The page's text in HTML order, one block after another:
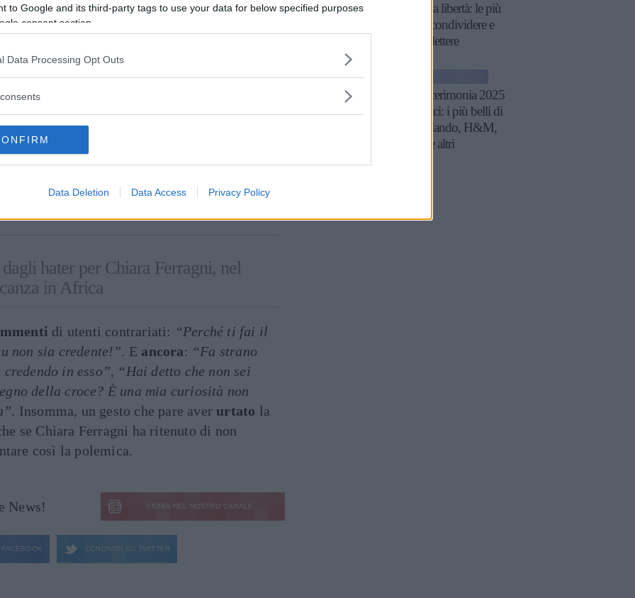
to Google and its third-party tags to use your data for below specified purposes
consent section.
Data Processing Opt Outs
Data Deletion Data Access Privacy Policy
non è passata inosservata ai follower, o
Chiara Ferragni, un attimo prima di
di aquila ad alta quota, ha fatto il segno
per lo più fanno i credenti e che gli hater
hater per Chiara Ferragni, nel
in Africa
di utenti contrariati: “Perché ti fai il
non sia credente!”. E ancora: “Fa strano
in esso”, “Hai detto che non sei
della croce? È una mia curiosità non
. Insomma, un gesto che pare averurtato la
se Chiara Ferragni ha ritenuto di non
così la polemica.
News! ENTRA NEL NOSTRO CANALE
FACEBOOK CONDIVIDI SU TWITTER
Frasi sulla libertà: le più
belle da condividere e
su cui riflettere
Tailleur cerimonia 2025
economici: i più belli di
Zara, Zalando, H&M,
Mango e altri